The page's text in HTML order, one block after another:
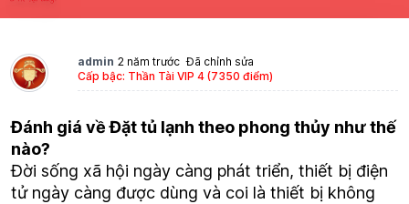
admin 2 năm trước Đã chỉnh sửa
Cấp bậc: Thần Tài VIP 4 (7350 điểm)
Đánh giá về Đặt tủ lạnh theo phong thủy như thế
nào?
Đời sống xã hội ngày càng phát triển, thiết bị điện
tử ngày càng được dùng và coi là thiết bị không